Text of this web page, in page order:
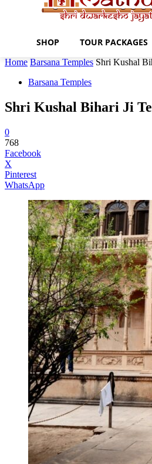
SHOP TOUR PACKAGES
Home Barsana Temples Shri Kushal
Barsana Temples
Shri Kushal Bihari Ji
0
768
Facebook
X
Pinterest
WhatsApp